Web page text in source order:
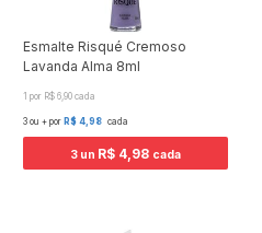
Esmalte Risqué Cremoso
Lavanda Alma 8ml
1 por R$ 6,90 cada
3 ou + por R$ 4,98 cada
3 un R$ 4,98 cada